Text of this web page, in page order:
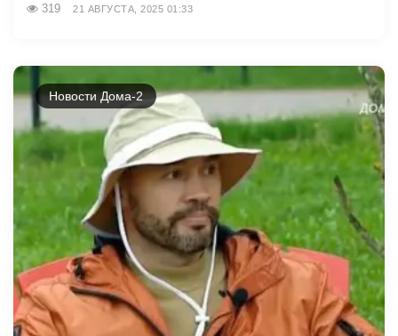
319 21 АВГУСТА, 2025 01:33
Новости Дома-2